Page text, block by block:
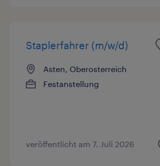
Staplerfahrer (m/w/d)
Asten, Oberosterreich
Festanstellung
veröffentlicht am 7. Juli 2026